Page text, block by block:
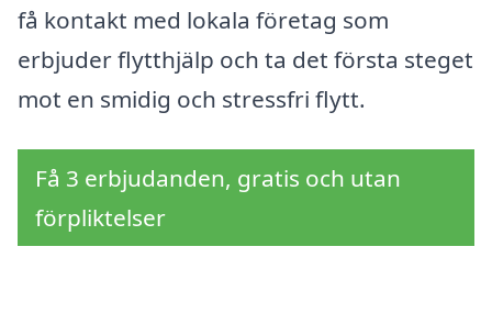
få kontakt med lokala företag som
erbjuder flytthjälp och ta det första steget
mot en smidig och stressfri flytt.
Få 3 erbjudanden, gratis och utan
förpliktelser